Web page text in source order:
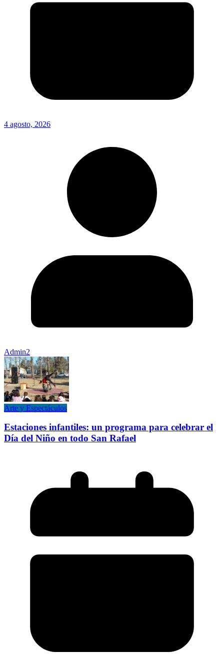
4 agosto, 2026
Admin2
Arte y Espectáculos
Estaciones infantiles: un programa para celebrar el
Día del Niño en todo San Rafael